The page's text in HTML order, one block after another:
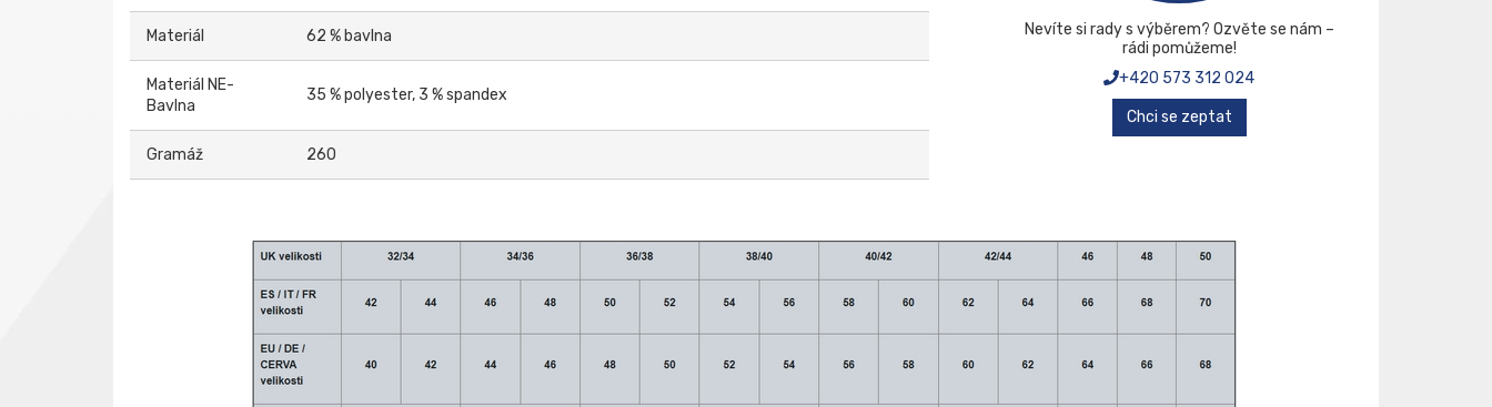
Materiál 62 % bavlna
Materiál NE-
Bavlna
35 % polyester, 3 % spandex
Gramáž 260
Nevíte si rady s výběrem? Ozvěte se nám –
rádi pomůžeme!
+420 573 312 024
Chci se zeptat